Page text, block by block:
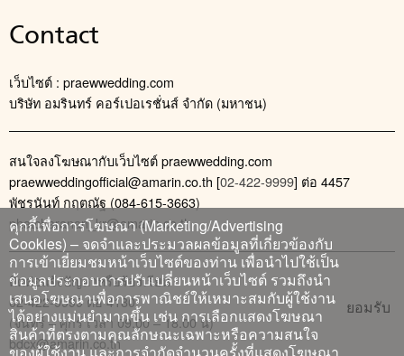
Contact
เว็บไซต์ : praewwedding.com
บริษัท อมรินทร์ คอร์เปอเรชั่นส์ จำกัด (มหาชน)
สนใจลงโฆษณากับเว็บไซต์ praewwedding.com
praewweddingofficial@amarin.co.th [02-422-9999] ต่อ 4457
พัชรนันท์ กฤตณัฐ (084-615-3663)
phatcharanan_kr@amarin.co.th
ติดต่อแจ้งปัญหาหรือร้องเรียน
02-422-9999 ต่อ 4180
(จันทร์ – ศุกร์ เวลา 09.00 – 18.00 น)
bdcx@amarin.co.th
คุกกี้เพื่อการโฆษณา (Marketing/Advertising
Cookies) – จดจำและประมวลผลข้อมูลที่เกี่ยวข้องกับ
การเข้าเยี่ยมชมหน้าเว็บไซต์ของท่าน เพื่อนำไปใช้เป็น
ข้อมูลประกอบการปรับเปลี่ยนหน้าเว็บไซต์ รวมถึงนำ
เสนอโฆษณาเพื่อการพาณิชย์ให้เหมาะสมกับผู้ใช้งาน
ได้อย่างแม่นยำมากขึ้น เช่น การเลือกแสดงโฆษณา
สินค้าที่ตรงตามคุณลักษณะเฉพาะหรือความสนใจ
ยอมรับ